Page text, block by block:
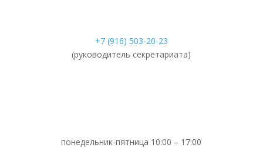
+7 (916) 503-20-23
(руководитель секретариата)
понедельник-пятница 10:00 – 17:00